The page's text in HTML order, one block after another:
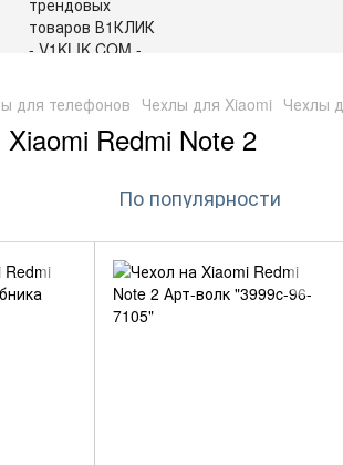
для телефонов Чехлы для Xiaomi Чехлы
Redmi Note 2
По популярности